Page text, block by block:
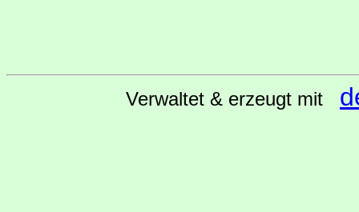
Verwaltet & erzeugt mit